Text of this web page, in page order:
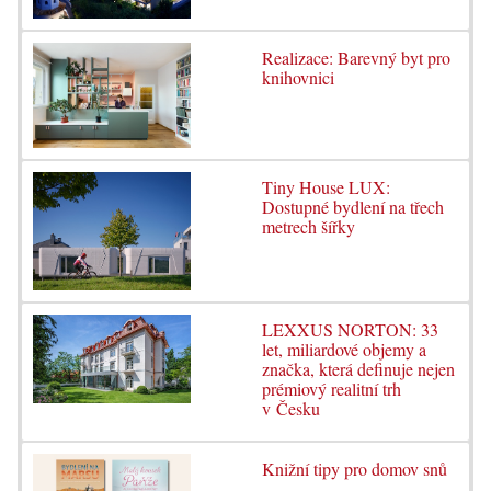
Realizace: Barevný byt pro
knihovnici
Tiny House LUX:
Dostupné bydlení na třech
metrech šířky
LEXXUS NORTON: 33
let, miliardové objemy a
značka, která definuje nejen
prémiový realitní trh
v Česku
Knižní tipy pro domov snů